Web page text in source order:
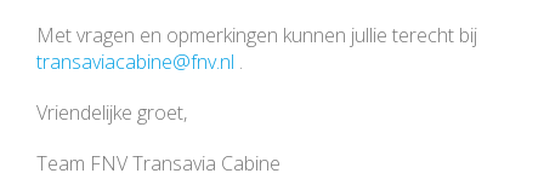
Met vragen en opmerkingen kunnen jullie terecht bij
transaviacabine@fnv.nl .
Vriendelijke groet,
Team FNV Transavia Cabine